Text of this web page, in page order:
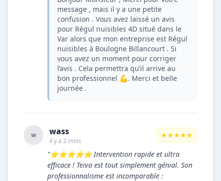
message , mais il y a une petite
confusion . Vous avez laissé un avis
pour Régul nuisibles 4D situé dans le
Var alors que mon entreprise est Régul
nuisibles à Boulogne Billancourt . Si
vous avez un moment pour corriger
l’avis . Cela permettra qu’il arrive au
bon professionnel 💪. Merci et belle
journée .
w wass
il y a 2 mois
★★★★★
"⭐️⭐️⭐️⭐️⭐️ Intervention rapide et ultra
efficace ! Teiva est tout simplement génial. Son
professionnalisme est incomparable :